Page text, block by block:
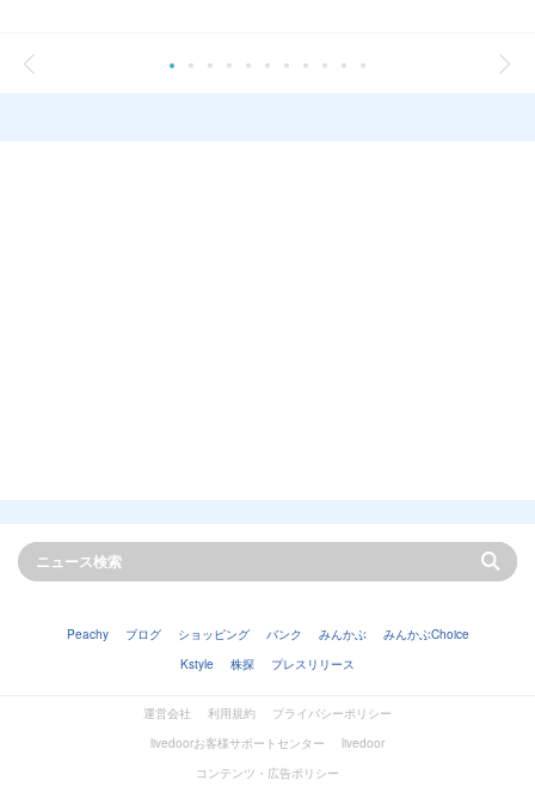
Peachy ブログ ショッピング バンク みんかぶ
みんかぶChoice
Kstyle
株探 プレスリリース
運営会社 利用規約
プライバシーポリシー
livedoorお客様サポートセンター
livedoor
コンテンツ・広告ポリシー